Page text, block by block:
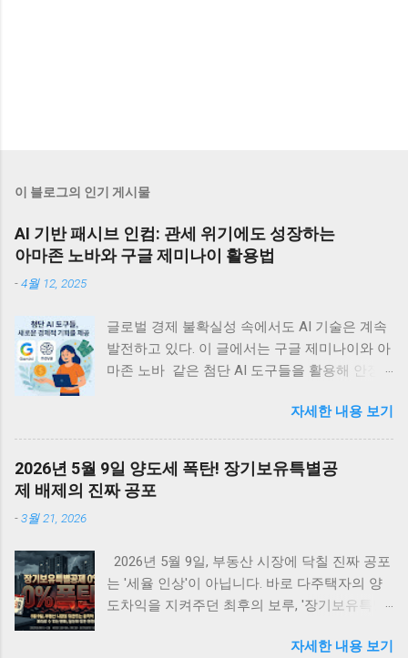
이 블로그의 인기 게시물
AI 기반 패시브 인컴: 관세 위기에도 성장하는
아마존 노바와 구글 제미나이 활용법
-4월 12, 2025
글로벌 경제 불확실성 속에서도 AI 기술은 계속
발전하고 있다. 이 글에서는 구글 제미나이와 아
마존 노바 같은 첨단 AI 도구들을 활용해 안정
법들을 정리한다. 관세 위기에도 불구하고 빅테
크의 AI 투자는 계속되고 있는데, 이는 개인과
소규모 기업에게 새로운 경제적 기회를 제공할
것이다. <목차> • 글로벌 관세 위기 속의 지속
적 AI 투자 동향 • 관세가 AI 개발 생태계에 미치
하는 AI 기반 수익 모델 • AI 에이전트를 통한 패
시브 인컴 구축 방법 • AI 시대의 새로운 기회와
미래 전망 글로벌 관세 위기 속의 지속적 AI 투
정책의 변화는 세계 경제의 불확실성을 가중시
자세한 내용 보기
2026년 5월 9일 양도세 폭탄! 장기보유특별공
제 배제의 진짜 공포
-3월 21, 2026
2026년 5월 9일, 부동산 시장에 닥칠 진짜 공포
는 '세율 인상'이 아닙니다. 바로 다주택자의 양
도차익을 지켜주던 최후의 보루, '장기보유특별
리 세금으로 토해내야 하는 이 치명적인 조치 앞
자세한 내용 보기